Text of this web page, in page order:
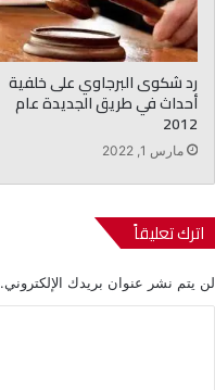
رد شكوى البرجاوي على خلفية
أحداث في طريق الجديدة عام
2012
مارس 1, 2022
اترك تعليقاً
لن يتم نشر عنوان بريدك الإلكتروني.